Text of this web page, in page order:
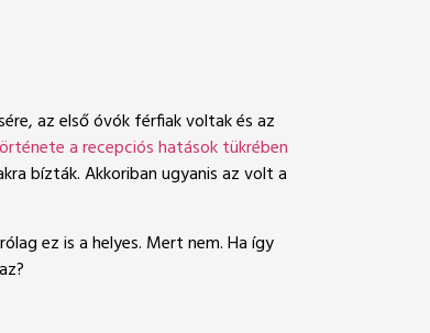
az első óvók férfiak voltak és az
a recepciós hatások tükrében
bízták. Akkoriban ugyanis az volt a
ez is a helyes. Mert nem. Ha így